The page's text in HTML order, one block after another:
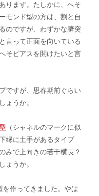
ります。たしかに、へそ
モンド型の方は、割と自
のですが、わずかな臍突
言って正面を向いている
そピアスを開けたいと言
ですが、思春期前ぐらい
ょうか。
（シャネルのマークに似
縁に土手があるタイプ
みで上向きの若干横長？
ょうか。
作ってきました。やは